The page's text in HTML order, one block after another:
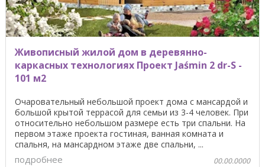
Живописный жилой дом в деревянно-
каркасных технологиях Проект Jaśmin 2 dr-S -
101 м2
Очаровательный небольшой проект дома с мансардой и
большой крытой террасой для семьи из 3-4 человек. При
относительно небольшом размере есть три спальни. На
первом этаже проекта гостиная, ванная комната и
спальня, на мансардном этаже две спальни, ...
подробнее 00.00.0000